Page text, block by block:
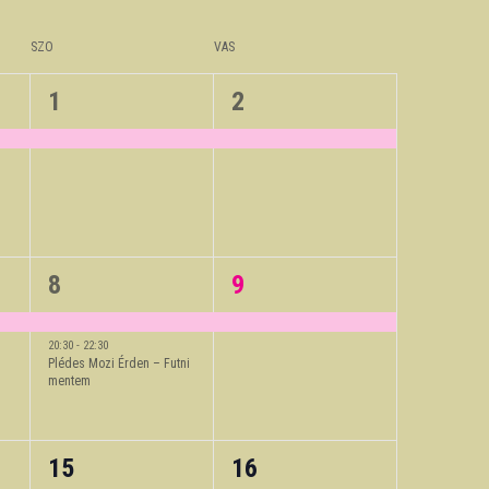
SZO VAS
1
event,
1
1
event,
2
2
events,
8
20:30- 22:30
Plédes Mozi Érden – Futni
mentem
1
event,
9
1
15
1
16